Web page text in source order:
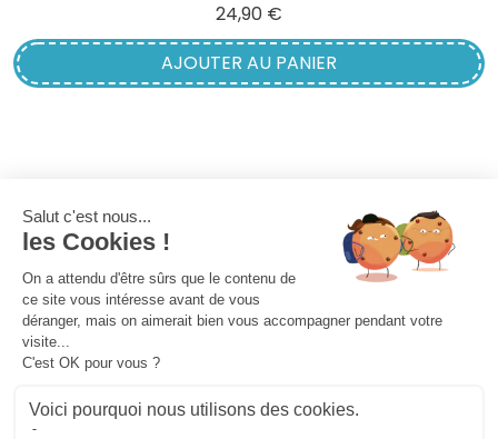
24,90 €
AJOUTER AU PANIER
INFORMATIONS
PRODUITS
NOTRE SOCIÉTÉ
👋 Bonjour, comment puis-je vous aider ?